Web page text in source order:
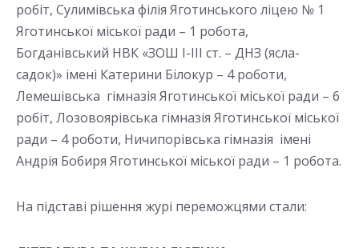
робіт, Сулимівська філія Яготинського ліцею № 1
Яготинської міської ради – 1 робота,
Богданівський НВК «ЗОШ І-ІІІ ст. – ДНЗ (ясла-
садок)» імені Катерини Білокур – 4 роботи,
Лемешівська гімназія Яготинської міської ради – 6
робіт, Лозовоярівська гімназія Яготинської міської
ради – 4 роботи, Ничипорівська гімназія імені
Андрія Бобиря Яготинської міської ради – 1 робота.
На підставі рішення журі переможцями стали: